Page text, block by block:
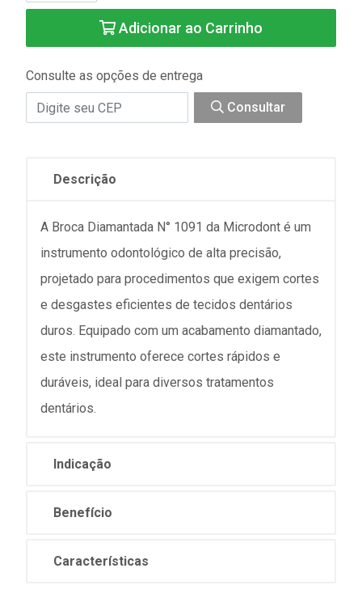
Adicionar ao Carrinho
Consulte as opções de entrega
Consultar
Descrição
A Broca Diamantada N° 1091 da Microdont é um
instrumento odontológico de alta precisão,
projetado para procedimentos que exigem cortes
e desgastes eficientes de tecidos dentários
duros. Equipado com um acabamento diamantado,
este instrumento oferece cortes rápidos e
duráveis, ideal para diversos tratamentos
dentários.
Indicação
Benefício
Características